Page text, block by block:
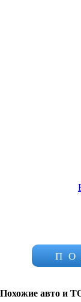
Похожие авто и